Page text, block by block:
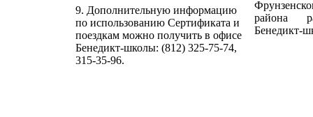
9. Дополнительную информацию
по использованию Сертификата и
поездкам можно получить в офисе
Бенедикт-школы: (812) 325-75-74,
315-35-96.
района
Бенедикт-